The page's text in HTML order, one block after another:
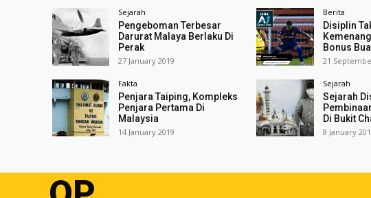
Sejarah
Pengeboman Terbesar
Darurat Malaya Berlaku Di
Perak
27 January 2019
Fakta
Penjara Taiping, Kompleks
Penjara Pertama Di
Malaysia
14 January 2019
Berita
Disiplin
Bonus
21
Sejarah
Sejarah
Di Bukit
8 January